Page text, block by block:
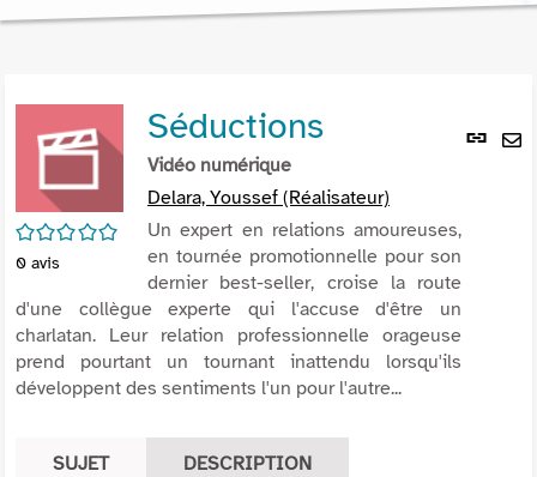
Lien
/5
0 avis
Séductions
Vidéo numérique
Delara, Youssef (Réalisateur)
Un expert en relations amoureuses,
en tournée promotionnelle pour son
dernier best-seller, croise la route
d'une collègue experte qui l'accuse d'être un
charlatan. Leur relation professionnelle orageuse
prend pourtant un tournant inattendu lorsqu'ils
développent des sentiments l'un pour l'autre...
SUJET DESCRIPTION